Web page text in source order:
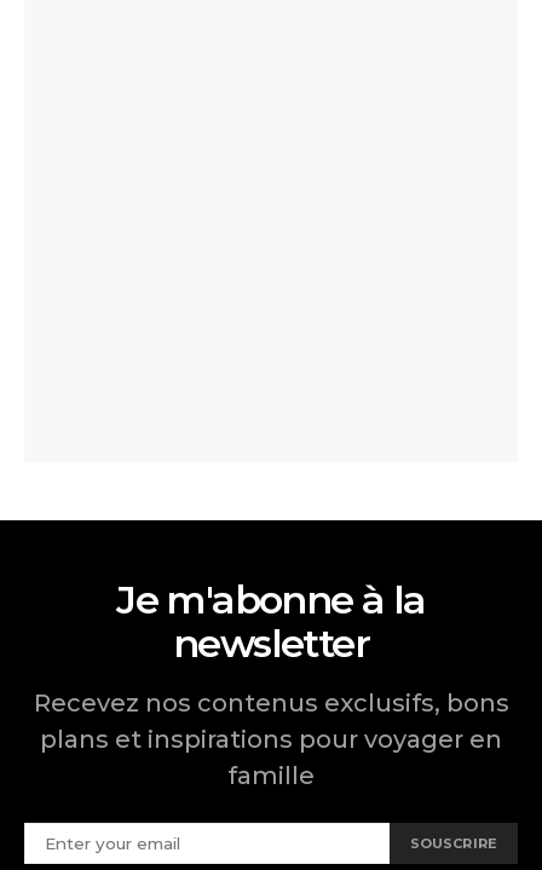
Je m'abonne à la
newsletter
Recevez nos contenus exclusifs, bons
plans et inspirations pour voyager en
famille
SOUSCRIRE